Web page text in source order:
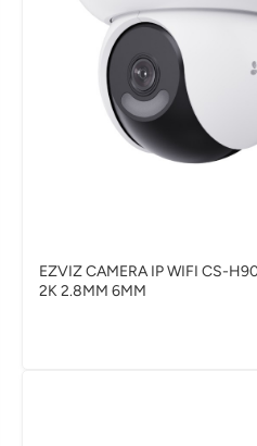
EZVIZ CAMERA IP WIFI CS-
2K 2.8MM 6MM